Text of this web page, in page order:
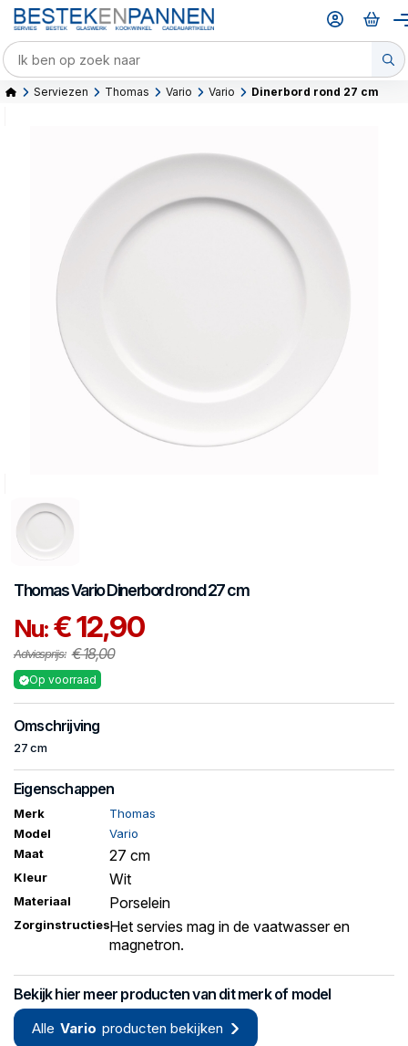
Serviezen Thomas Vario Vario Dinerbord rond 27 cm
ThomasVarioDinerbord rond 27 cm
Nu:€ 12,90
Adviesprijs: € 18,00
Op voorraad
Omschrijving
27 cm
Eigenschappen
Merk
Thomas
Model
Vario
Maat
27 cm
Kleur Wit
Materiaal Porselein
ZorginstructiesHet servies mag in de vaatwasser en
magnetron.
Bekijk hier meer producten van dit merk of model
Alle Vario producten bekijken